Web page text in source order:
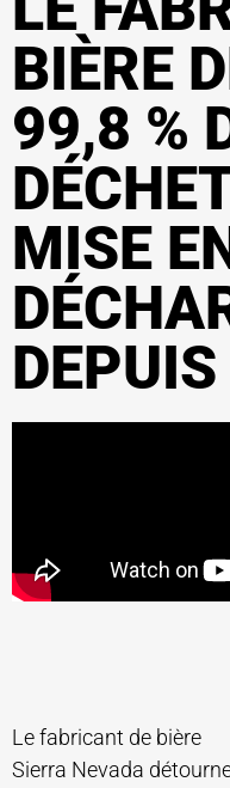
BIÈRE
99,8 %
MISE
Le fabricant de bière
Sierra Nevada